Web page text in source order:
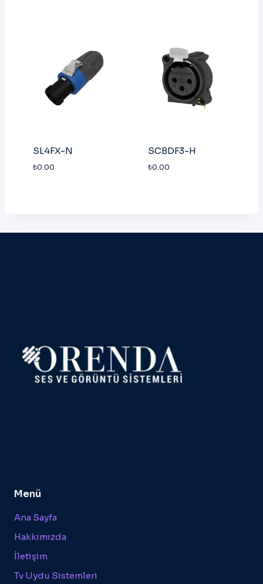
SL4FX-N
₺0.00
SCBDF3-H
₺0.00
Menü
Ana Sayfa
Hakkımızda
İletişim
Tv Uydu Sistemleri